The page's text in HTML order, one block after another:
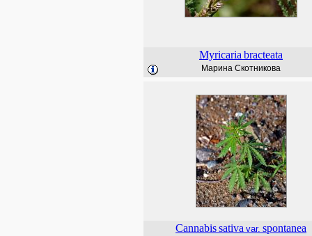
Myricaria bracteata
Марина Скотникова
Cannabissativa var. spontanea